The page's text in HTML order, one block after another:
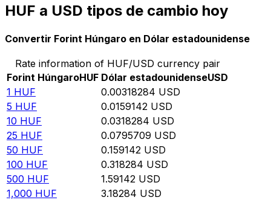
HUF a USD tipos de cambio hoy
Convertir Forint Húngaro en Dólar estadounidense
Rate information of HUF/USD currency pair
Forint HúngaroHUF Dólar estadounidenseUSD
1 HUF 0.00318284 USD
5 HUF 0.0159142 USD
10 HUF 0.0318284 USD
25 HUF 0.0795709 USD
50 HUF 0.159142 USD
100 HUF 0.318284 USD
500 HUF 1.59142 USD
1,000 HUF 3.18284 USD